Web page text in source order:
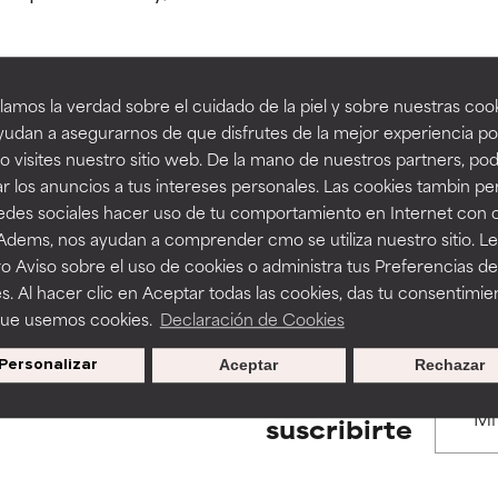
la verdad sobre el cuidado de la piel y sobre nuestras
a asegurarnos de que disfrutes de la mejor experiencia
visites nuestro sitio web. De la mano de nuestros partners,
los anuncios a tus intereses personales. Las cookies tambin
sociales hacer uso de tu comportamiento en Internet con
nos ayudan a comprender cmo se utiliza nuestro sitio.
Aviso sobre el uso de cookies o administra tus Preferencias de
Al hacer clic en Aceptar todas las cookies, das tu
usemos cookies. Declaración de Cookies
Personalizar Rechazar
Aceptar
BACK TO SEARCH
to assess ingredients in this dictionary. Regulations
tan beneficiosos como los de la categoría excelente, suelen ser
la estabilidad o la absorción de una fórmula.
ciertas limitaciones en cuanto a su apariencia, estabilidad o
básicos o que no cuentan con suficiente respaldo científico.
algunos beneficios se recomienda evitarlo por su
efectos adversos como irritación, inflamación o
se utiliza en altas concentraciones o junto con otros
tan beneficiosos como los de la categoría excelente, suelen ser
la estabilidad o la absorción de una fórmula.
ciertas limitaciones en cuanto a su apariencia, estabilidad o
básicos o que no cuentan con suficiente respaldo científico.
algunos beneficios se recomienda evitarlo por su
efectos adversos como irritación, inflamación o
se utiliza en altas concentraciones o junto con otros
suscribirte